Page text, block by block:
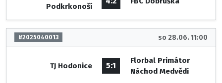
Podkrkonoší
#2025040013 so 28.06. 11:00
TJ Hodonice 5:1
Florbal Primátor
Náchod Medvědi